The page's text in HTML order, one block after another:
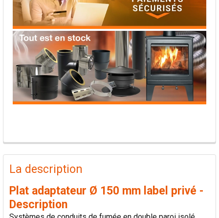
PRODUITS
FRÉQUEMMENT
ACHETÉS
TOUT
La description
Plat adaptateur Ø 150 mm label privé -
Description